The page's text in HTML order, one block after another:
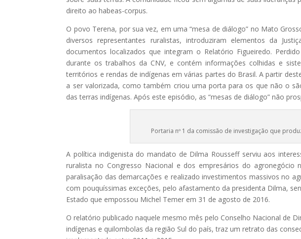
direito ao habeas-corpus.
O povo Terena, por sua vez, em uma “mesa de diálogo” no Mato
diversos representantes ruralistas, introduziram elementos da
documentos localizados que integram o Relatório Figueiredo.
durante os trabalhos da CNV, e contém informações colhidas e
territórios e rendas de indígenas em várias partes do Brasil. A partir
a ser valorizada, como também criou uma porta para os que não o
das terras indígenas. Após este episódio, as “mesas de diálogo” não
Portaria nº 1 da comissão de investigação que
A política indigenista do mandato de Dilma Rousseff serviu aos
ruralista no Congresso Nacional e dos empresários do
paralisação das demarcações e realizado investimentos massivos no
com pouquíssimas exceções, pelo afastamento da presidenta Dilma,
Estado que empossou Michel Temer em 31 de agosto de 2016.
O relatório publicado naquele mesmo mês pelo Conselho Nacional de
indígenas e quilombolas da região Sul do país, traz um retrato das